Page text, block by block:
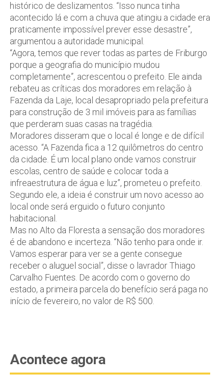
histórico de deslizamentos. “Isso nunca tinha
acontecido lá e com a chuva que atingiu a cidade era
praticamente impossível prever esse desastre”,
argumentou a autoridade municipal.
“Agora, temos que rever todas as partes de Friburgo
porque a geografia do município mudou
completamente”, acrescentou o prefeito. Ele ainda
rebateu as críticas dos moradores em relação à
Fazenda da Laje, local desapropriado pela prefeitura
para construção de 3 mil imóveis para as famílias
que perderam suas casas na tragédia.
Moradores disseram que o local é longe e de difícil
acesso. “A Fazenda fica a 12 quilômetros do centro
da cidade. É um local plano onde vamos construir
escolas, centro de saúde e colocar toda a
infreaestrutura de água e luz”, prometeu o prefeito.
Segundo ele, a ideia é construir um novo acesso ao
local onde será erguido o futuro conjunto
habitacional.
Mas no Alto da Floresta a sensação dos moradores
é de abandono e incerteza. “Não tenho para onde ir.
Vamos esperar para ver se a gente consegue
receber o aluguel social”, disse o lavrador Thiago
Carvalho Fuentes. De acordo com o governo do
estado, a primeira parcela do benefício será paga no
início de fevereiro, no valor de R$ 500.
Acontece agora